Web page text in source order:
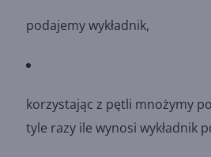
podajemy wykładnik,
korzystając z pętli mnożymy
tyle razy ile wynosi wykładnik